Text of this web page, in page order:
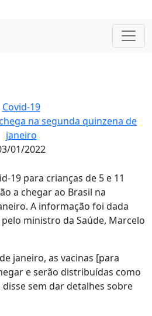
Covid-19
na segunda quinzena de
janeiro
01/2022
19 para crianças de 5 e 11
a chegar ao Brasil na
A informação foi dada
ministro da Saúde, Marcelo
janeiro, as vacinas [para
e serão distribuídas como
sem dar detalhes sobre